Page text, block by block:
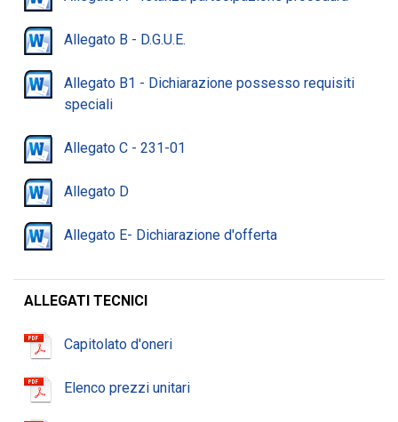
Allegato B - D.G.U.E.
Allegato B1 - Dichiarazione possesso requisiti
speciali
Allegato C - 231-01
Allegato D
Allegato E- Dichiarazione d'offerta
ALLEGATI TECNICI
Capitolato d'oneri
Elenco prezzi unitari